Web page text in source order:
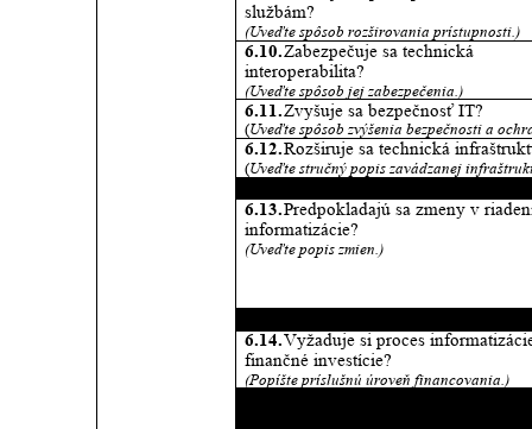
službám?
(Uveďte spôsob rozširovania prístupnosti.)
6.10. Zabezpečuje sa technická
interoperabilita?
(Uveďte spôsob jej zabezpečenia.)
6.11. Zvyšuje sa bezpečnosť IT?
(Uveďte spôsob zvýšenia bezpečnosti a
6.12. Rozširuje sa technická
(Uveďte stručný popis zavádzanej
6.13. Predpokladajú sa zmeny v
informatizácie?
(Uveďte popis zmien.)
6.14. Vyžaduje si proces
finančné investície?
(Popíšte príslušnú úroveň financovania.)